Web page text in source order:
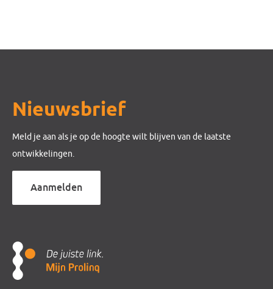
Nieuwsbrief
Meld je aan als je op de hoogte wilt blijven van de laatste
ontwikkelingen.
Aanmelden